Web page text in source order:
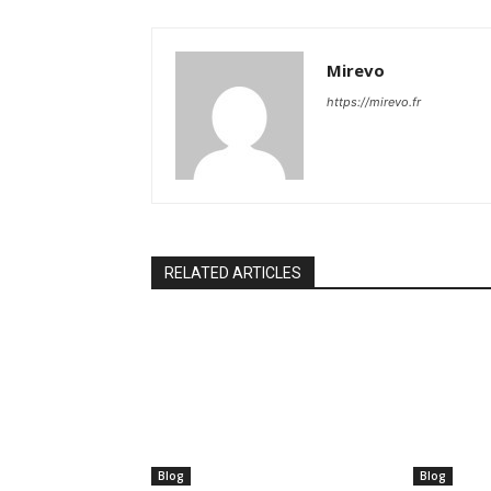
Mirevo
https://mirevo.fr
RELATED ARTICLES
Blog Blog